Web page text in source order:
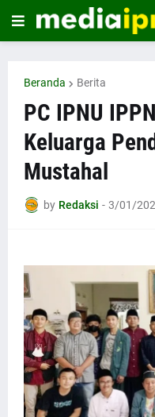
Beranda Berita
PC IPNU
Keluarga
Mustahal
by Redaksi - 3/01/